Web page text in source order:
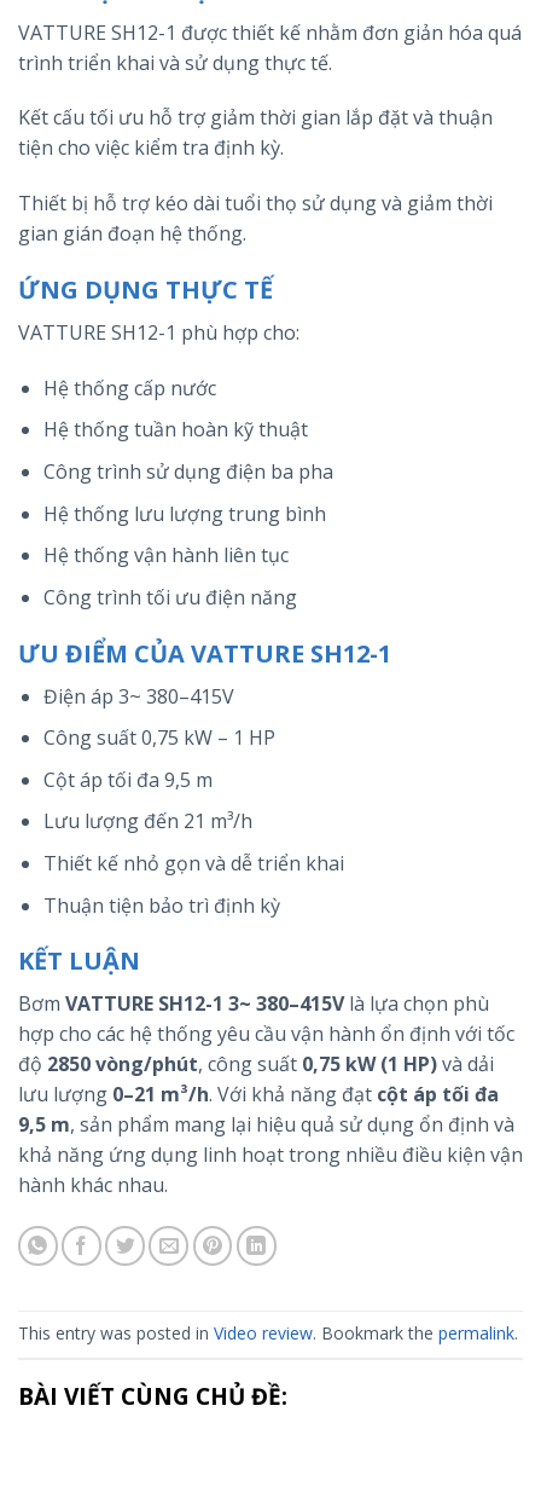
VATTURE SH12-1 được thiết kế nhằm đơn giản hóa quá
trình triển khai và sử dụng thực tế.
Kết cấu tối ưu hỗ trợ giảm thời gian lắp đặt và thuận
tiện cho việc kiểm tra định kỳ.
Thiết bị hỗ trợ kéo dài tuổi thọ sử dụng và giảm thời
gian gián đoạn hệ thống.
ỨNG DỤNG THỰC TẾ
VATTURE SH12-1 phù hợp cho:
Hệ thống cấp nước
Hệ thống tuần hoàn kỹ thuật
Công trình sử dụng điện ba pha
Hệ thống lưu lượng trung bình
Hệ thống vận hành liên tục
Công trình tối ưu điện năng
ƯU ĐIỂM CỦA VATTURE SH12-1
Điện áp 3~ 380–415V
Công suất 0,75 kW – 1 HP
Cột áp tối đa 9,5 m
Lưu lượng đến 21 m³/h
Thiết kế nhỏ gọn và dễ triển khai
Thuận tiện bảo trì định kỳ
KẾT LUẬN
Bơm VATTURE SH12-1 3~ 380–415Vlà lựa chọn phù
hợp cho các hệ thống yêu cầu vận hành ổn định với tốc
độ 2850 vòng/phút, công suất 0,75 kW (1 HP)và dải
lưu lượng 0–21 m³/h. Với khả năng đạt cột áp tối đa
9,5 m, sản phẩm mang lại hiệu quả sử dụng ổn định và
khả năng ứng dụng linh hoạt trong nhiều điều kiện vận
hành khác nhau.
This entry was posted in Video review. Bookmark the permalink.
BÀI VIẾT CÙNG CHỦ ĐỀ: